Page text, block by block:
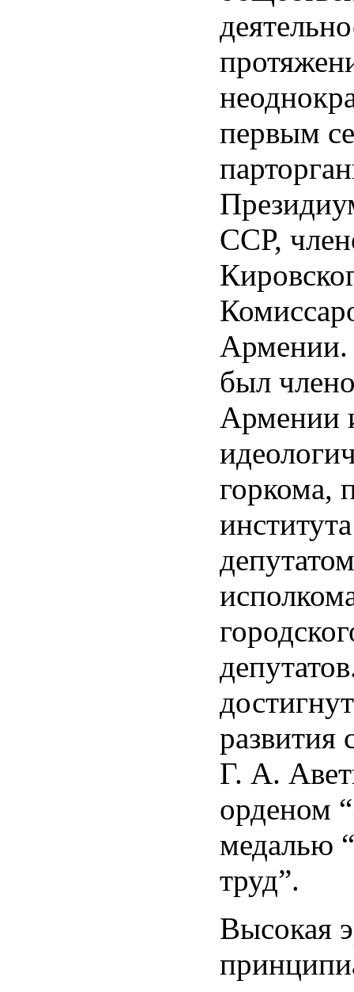
первым
ССР,
Армении.
был
Армении
горкома,
развития
Г. А.
орденом
медалью
труд”.
Высокая